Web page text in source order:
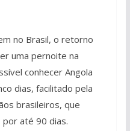
no Brasil, o retorno
uma pernoite na
conhecer Angola
dias, facilitado pela
brasileiros, que
até 90 dias.